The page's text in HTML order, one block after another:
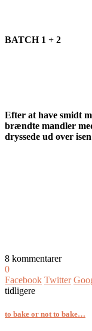
BATCH 1 + 2
Efter at have smidt
brændte mandler
dryssede ud over
8 kommentarer
0
Facebook Twitter
tidligere
to bake or not to bake…